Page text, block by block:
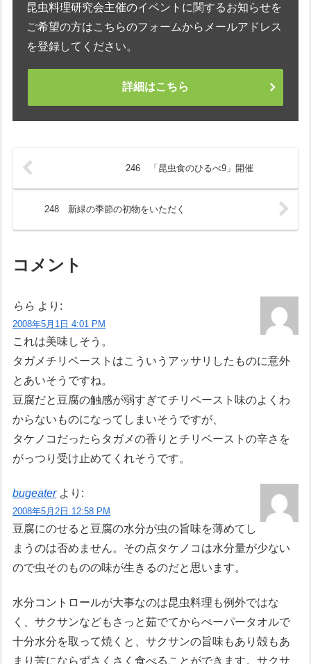
昆虫料理研究会主催のイベントに関するお知らせを
ご希望の方はこちらのフォームからメールアドレス
を登録してください。
詳細はこちら
246 「昆虫食のひるべ9」開催
248 新緑の季節の初物をいただく
コメント
らら より:
2008年5月1日 4:01 PM
これは美味しそう。
タガメチリペーストはこういうアッサリしたものに意外
とあいそうですね。
豆腐だと豆腐の触感が弱すぎてチリペースト味のよくわ
からないものになってしまいそうですが、
タケノコだったらタガメの香りとチリペーストの辛さを
がっつり受け止めてくれそうです。
bugeater より:
2008年5月2日 12:58 PM
豆腐にのせると豆腐の水分が虫の旨味を薄めてし
まうのは否めません。その点タケノコは水分量が少ない
ので虫そのものの味が生きるのだと思います。
水分コントロールが大事なのは昆虫料理も例外ではな
く、サクサンなどもさっと茹でてからぺーパータオルで
十分水分を取って焼くと、サクサンの旨味もあり殻もあ
まり苦にならずさくさく食べることができます。サクサ